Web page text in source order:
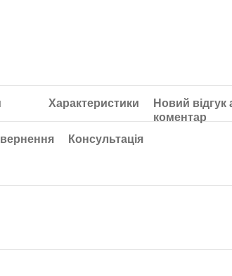
Характеристики
Новий відгук
коментар
Консультація